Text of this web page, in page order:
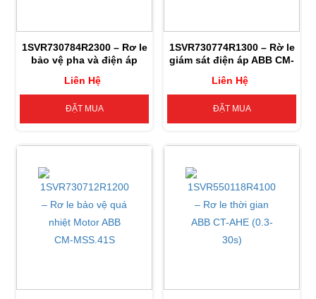
1SVR730784R2300 – Rơ le
bảo vệ pha và điện áp
Liên Hệ
ĐẶT MUA
1SVR730774R1300 – Rờ le
giám sát điện áp ABB CM-
Liên Hệ
ĐẶT MUA